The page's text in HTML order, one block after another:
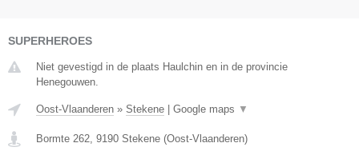
SUPERHEROES
Niet gevestigd in de plaats Haulchin en in de provincie
Henegouwen.
Oost-Vlaanderen » Stekene Google maps ▼
Bormte 262, 9190 Stekene (Oost-Vlaanderen)